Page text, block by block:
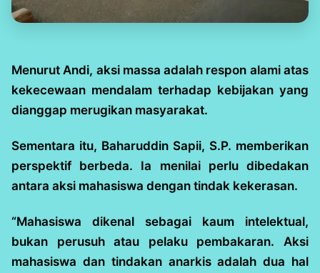
Menurut Andi, aksi massa adalah respon alami atas
kekecewaan mendalam terhadap kebijakan yang
dianggap merugikan masyarakat.
Sementara itu, Baharuddin Sapii, S.P. memberikan
perspektif berbeda. Ia menilai perlu dibedakan
antara aksi mahasiswa dengan tindak kekerasan.
“Mahasiswa dikenal sebagai kaum intelektual,
bukan perusuh atau pelaku pembakaran. Aksi
mahasiswa dan tindakan anarkis adalah dua hal